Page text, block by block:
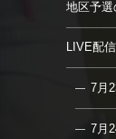
地区予選
LIVE配信
7月
7月